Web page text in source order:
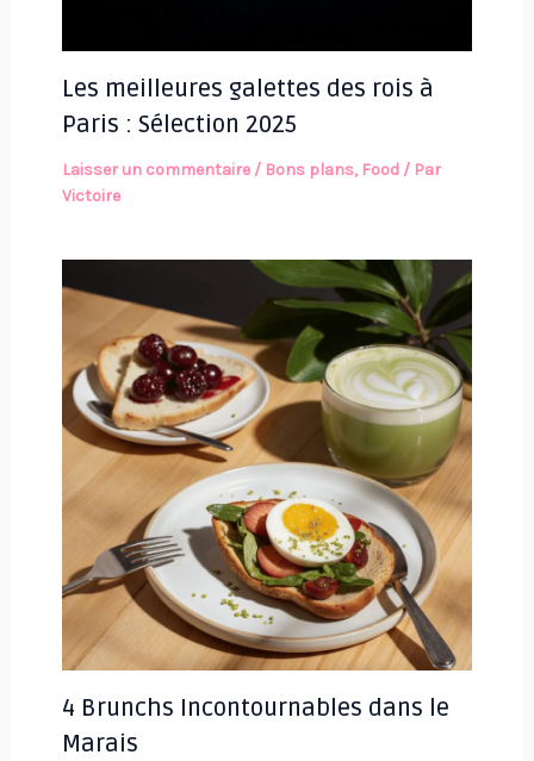
Les meilleures galettes des rois à
Paris : Sélection 2025
Laisser un commentaire / Bons plans, Food/ Par
Victoire
4 Brunchs Incontournables dans le
Marais